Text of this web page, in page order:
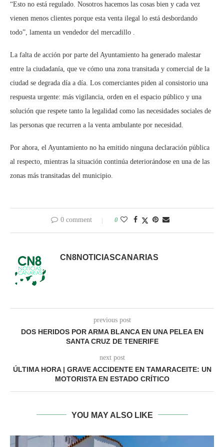
“Esto no está regulado. Nosotros hacemos las cosas bien y cada vez
vienen menos clientes porque esta venta ilegal lo está desbordando
todo”, lamenta un vendedor del mercadillo .
La falta de acción por parte del Ayuntamiento ha generado malestar
entre la ciudadanía, que ve cómo una zona transitada y comercial de la
ciudad se degrada día a día. Los comerciantes piden al consistorio una
respuesta urgente: más vigilancia, orden en el espacio público y una
solución que respete tanto la legalidad como las necesidades sociales de
las personas que recurren a la venta ambulante por necesidad.
Por ahora, el Ayuntamiento no ha emitido ninguna declaración pública
al respecto, mientras la situación continúa deteriorándose en una de las
zonas más transitadas del municipio.
0 comment 0
CN8NOTICIASCANARIAS
previous post
DOS HERIDOS POR ARMA BLANCA EN UNA PELEA EN
SANTA CRUZ DE TENERIFE
next post
ÚLTIMA HORA | GRAVE ACCIDENTE EN TAMARACEITE: UN
MOTORISTA EN ESTADO CRÍTICO
YOU MAY ALSO LIKE